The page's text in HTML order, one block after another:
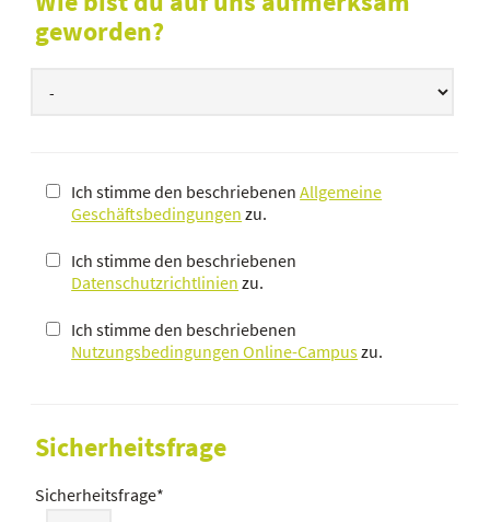
geworden?
Ich stimme den beschriebenenAllgemeine
Geschäftsbedingungen zu.
Ich stimme den beschriebenen
Datenschutzrichtlinien zu.
Ich stimme den beschriebenen
Nutzungsbedingungen Online-Campuszu.
Sicherheitsfrage
Sicherheitsfrage*